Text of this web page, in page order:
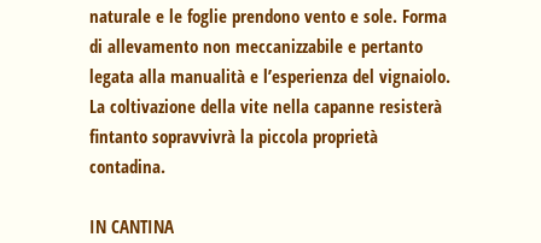
naturale e le foglie prendono vento e sole. Forma
di allevamento non meccanizzabile e pertanto
legata alla manualità e l’esperienza del vignaiolo.
La coltivazione della vite nella capanne resisterà
fintanto sopravvivrà la piccola proprietà
contadina.
IN CANTINA